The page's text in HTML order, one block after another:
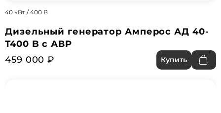
40 кВт / 400 В
Дизельный генератор Амперос АД 40-
Т400 B с АВР
459 000 ₽
Купить